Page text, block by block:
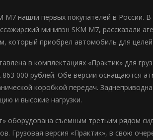
М7 нашли первых покупателей в России.
минивэн SKM M7, рассказали
который приобрел автомобиль для
в комплектациях «Практик» для
863 000 рублей. Обе версии оснащаются
коробкой передач.
и высокие нагрузки.
оборудована съемным третьим рядом
Грузовая версия «Практик», в свою